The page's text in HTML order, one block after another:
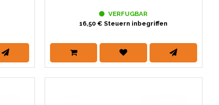
VERFUGBAR
16,50 € Steuern inbegriffen